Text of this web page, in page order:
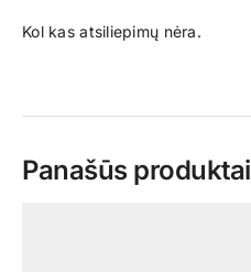
Kol kas atsiliepimų nėra.
Panašūs produktai